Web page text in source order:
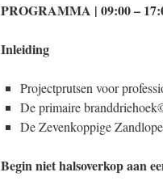
PROGRAMMA | 09:00 –
Inleiding
Projectprutsen voor
De primaire
De Zevenkoppige
Begin niet halsoverkop aan